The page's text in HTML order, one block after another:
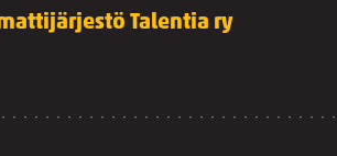
Talentia ry